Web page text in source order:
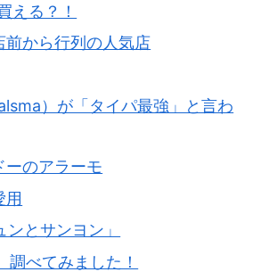
える？！
から行列の人気店
）が「タイパ最強」と言わ
のアラーモ
用
とサンヨン」
べてみました！